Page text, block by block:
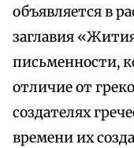
объявляется в
заглавия
письменности,
отличие от
создателях
времени их